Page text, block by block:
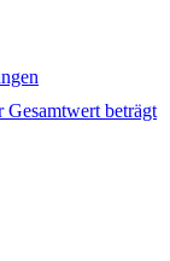
beträgt